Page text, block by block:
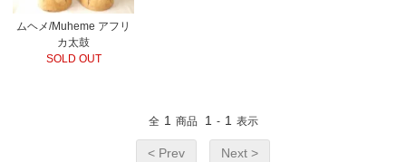
ムヘメ/Muheme アフリ
カ太鼓
SOLD OUT
全 1 商品 1 - 1 表示
< Prev Next >